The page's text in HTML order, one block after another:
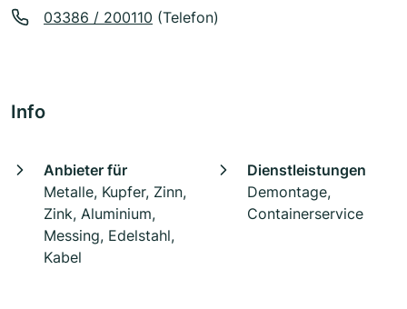
03386 / 200110 (Telefon)
Info
Anbieter für
Metalle, Kupfer, Zinn,
Zink, Aluminium,
Messing, Edelstahl,
Kabel
Dienstleistungen
Demontage,
Containerservice